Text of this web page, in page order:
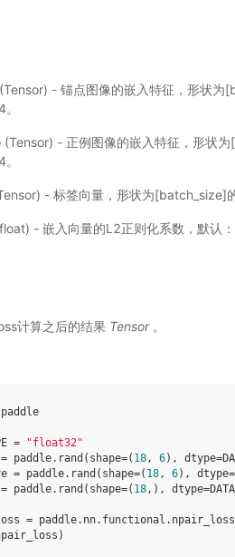
- 锚点图像的嵌入特征，形状
(Tensor) - 正例图像的嵌入特征，形状
- 标签向量，形状为[batch_size]
- 嵌入向量的L2正则化系数，默认：
计算之后的结果 Tensor。
paddle
=
"float32"
= paddle. rand ( shape=( 18, 6), dtype=
= paddle. rand ( shape=( 18, 6), dtype=
= paddle. rand ( shape=( 18,), dtype=
= paddle. nn. functional . npair_loss
)